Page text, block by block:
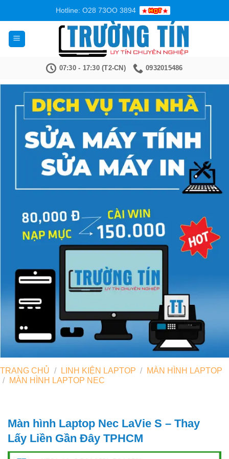
nội
dung
Hotline: O28 73OO 3894
07:30 - 17:30 (T2-CN) 0932015486
TRANG CHỦ / LINH KIỆN LAPTOP /
MÀN HÌNH LAPTOP
/
MÀN HÌNH LAPTOP NEC
Màn hình Laptop Nec LaVie S – Thay
Lấy Liền Gần Đây TPHCM